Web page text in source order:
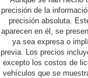
precisión de la
precisión absoluta.
aparecen en él, se
ya sea expresa o
previa. Los precios
excepto los costos de
vehículos que se